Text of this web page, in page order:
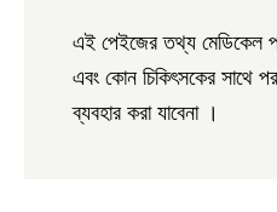
এই পেইজের তথ্য মেডিকেল
এবং কোন চিকিৎসকের সাথে
ব্যবহার করা যাবেনা ।